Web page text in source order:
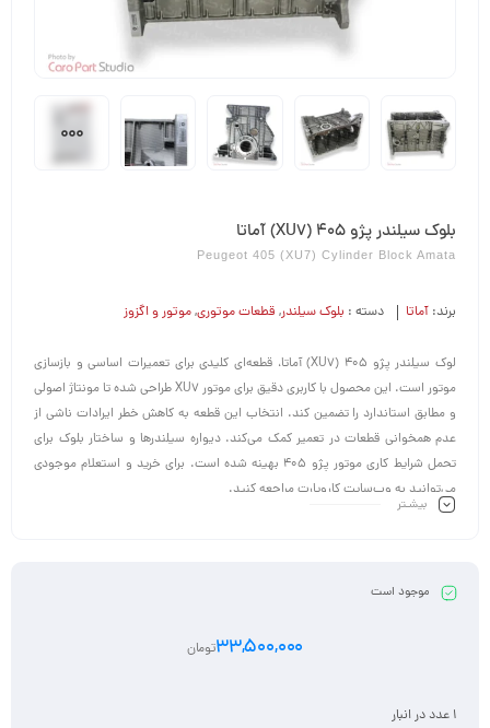
بلوک سیلندر پژو 405 (XU7) آماتا
Peugeot 405 (XU7) Cylinder Block Amata
برند: آماتا دسته : بلوک سیلندر, قطعات موتوری,موتور و اگزوز
لوک سیلندر پژو ۴۰۵ (XU7) آماتا، قطعه‌ای کلیدی برای تعمیرات اساسی و بازسازی
موتور است. این محصول با کاربری دقیق برای موتور XU7 طراحی شده تا مونتاژ اصولی
و مطابق استاندارد را تضمین کند. انتخاب این قطعه به کاهش خطر ایرادات ناشی از
عدم همخوانی قطعات در تعمیر کمک می‌کند. دیواره سیلندرها و ساختار بلوک برای
تحمل شرایط کاری موتور پژو ۴۰۵ بهینه شده است. برای خرید و استعلام موجودی
می‌توانید به وب‌سایت کاروپارت مراجعه کنید.
بیشـتر
موجود است
33,500,000تومان
1 عدد در انبار